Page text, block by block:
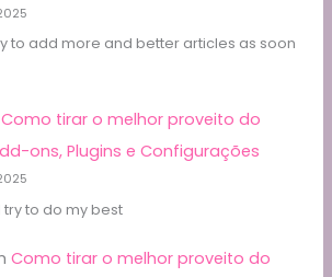
to add more and better articles as soon
Como tirar o melhor proveito do
ons, Plugins e Configurações
try to do my best
Como tirar o melhor proveito do